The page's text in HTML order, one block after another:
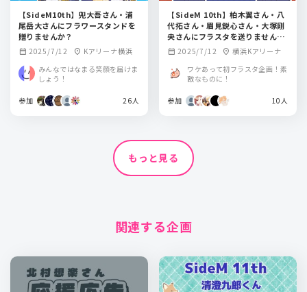
【SideM10th】兜大吾さん・浦
尾岳大さんにフラワースタンドを
贈りませんか？
calendar_month 2025/7/12 location_on Kアリーナ横浜
みんなではなまる笑顔を届けま
しょう！
参加 26人
【SideM 10th】柏木翼さん・八
代拓さん・眉見鋭心さん・大塚剛
央さんにフラスタを送りません
か？
calendar_month 2025/7/12 location_on 横浜Kアリーナ
ワケあって初フラスタ企画！素
敵なものに！
参加 10人
もっと見る
関連する企画